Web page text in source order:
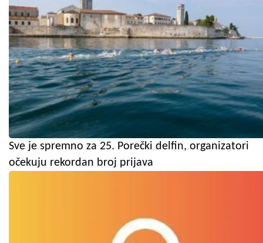
Sve je spremno za 25. Porečki delfin, organizatori
očekuju rekordan broj prijava